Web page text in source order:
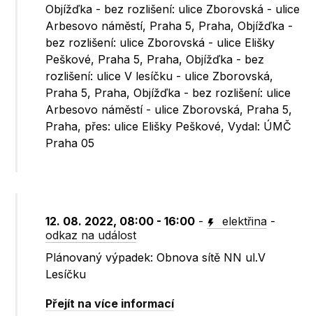
Objížďka - bez rozlišení: ulice Zborovská - ulice
Arbesovo náměstí, Praha 5, Praha, Objížďka -
bez rozlišení: ulice Zborovská - ulice Elišky
Peškové, Praha 5, Praha, Objížďka - bez
rozlišení: ulice V lesíčku - ulice Zborovská,
Praha 5, Praha, Objížďka - bez rozlišení: ulice
Arbesovo náměstí - ulice Zborovská, Praha 5,
Praha, přes: ulice Elišky Peškové, Vydal: ÚMČ
Praha 05
12. 08. 2022, 08:00 - 16:00 - elektřina -
odkaz na událost
Plánovaný výpadek: Obnova sítě NN ul.V
Lesíčku
Přejít na více informací